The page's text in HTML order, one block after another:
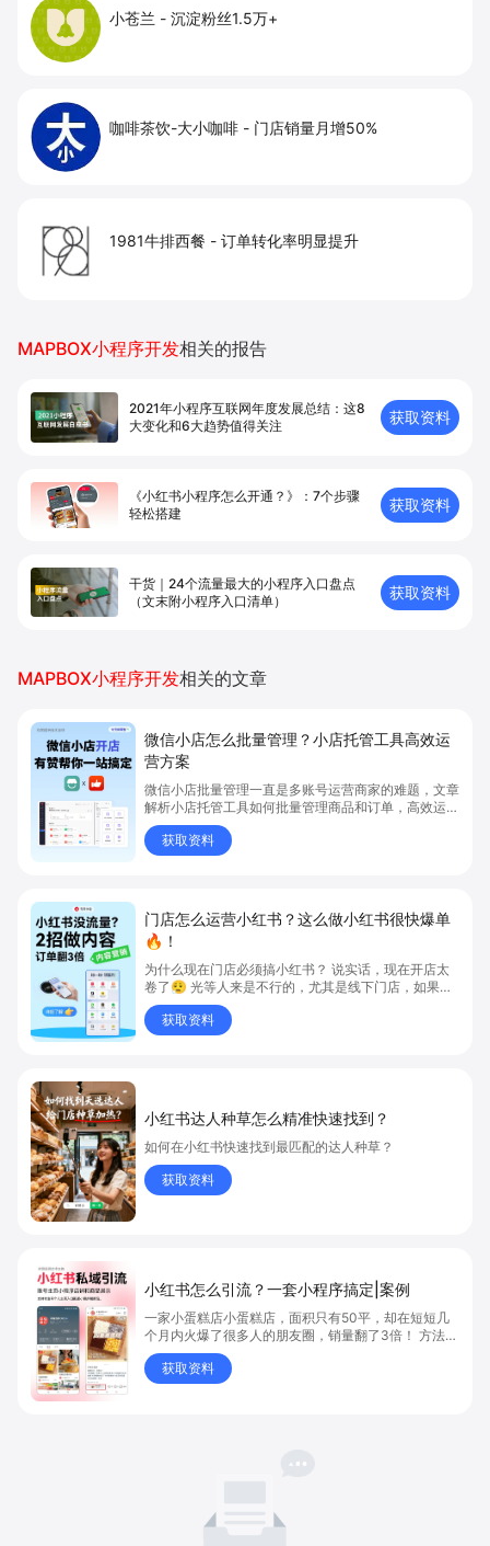
小苍兰 - 沉淀粉丝1.5万+
咖啡茶饮-大小咖啡 - 门店销量月增50%
1981牛排西餐 - 订单转化率明显提升
MAPBOX小程序开发相关的报告
2021年小程序互联网年度发展总结：这8
大变化和6大趋势值得关注
获取资料
《小红书小程序怎么开通？》：7个步骤
轻松搭建
获取资料
干货｜24个流量最大的小程序入口盘点
（文末附小程序入口清单）
获取资料
MAPBOX小程序开发相关的文章
微信小店怎么批量管理？小店托管工具高效运
营方案
微信小店批量管理一直是多账号运营商家的难题，文章
解析小店托管工具如何批量管理商品和订单，高效运营
多账号微信小店。通过智能同步、AI运营托管和丰富营
销玩法，全面提升门店管理效率。点击了解微信小店批
量管理、高效托管的实用方案！
获取资料
门店怎么运营小红书？这么做小红书很快爆单
🔥！
为什么现在门店必须搞小红书？ 说实话，现在开店太
卷了😮‍💨 光等人来是不行的，尤其是线下门店，如果你
还没开始做小红书，那真的就是“闭着眼放弃客流”🚪
💸 获取资料
小红书达人种草怎么精准快速找到？
如何在小红书快速找到最匹配的达人种草？
获取资料
小红书怎么引流？一套小程序搞定|案例
一家小蛋糕店小蛋糕店，面积只有50平，却在短短几
个月内火爆了很多人的朋友圈，销量翻了3倍！ 方法则
是——巧妙借助小红书的种草平台和闭环引流，实现从
“种草”到“成交”的完美闭环！ 👇
获取资料